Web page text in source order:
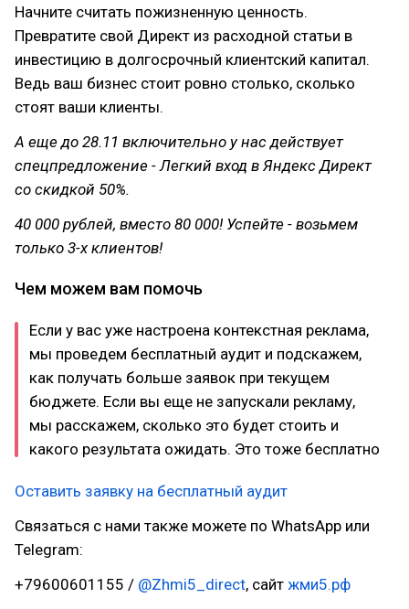
Начните считать пожизненную ценность.
Превратите свой Директ из расходной статьи в
инвестицию в долгосрочный клиентский капитал.
Ведь ваш бизнес стоит ровно столько, сколько
стоят ваши клиенты.
А еще до 28.11 включительно у нас действует
спецпредложение - Легкий вход в Яндекс Директ
со скидкой 50%.
40 000 рублей, вместо 80 000! Успейте - возьмем
только 3-х клиентов!
Чем можем вам помочь
Если у вас уже настроена контекстная реклама,
мы проведем бесплатный аудит и подскажем,
как получать больше заявок при текущем
бюджете. Если вы еще не запускали рекламу,
мы расскажем, сколько это будет стоить и
какого результата ожидать. Это тоже бесплатно
Оставить заявку на бесплатный аудит
Связаться с нами также можете по WhatsApp или
Telegram:
+79600601155 / @Zhmi5_direct, сайт жми5.рф